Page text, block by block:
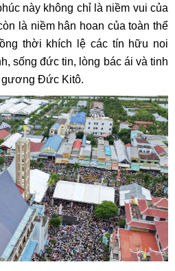
này không chỉ là niềm vui của
là niềm hân hoan của toàn thể
thời khích lệ các tín hữu noi
sống đức tin, lòng bác ái và tinh
gương Đức Kitô.